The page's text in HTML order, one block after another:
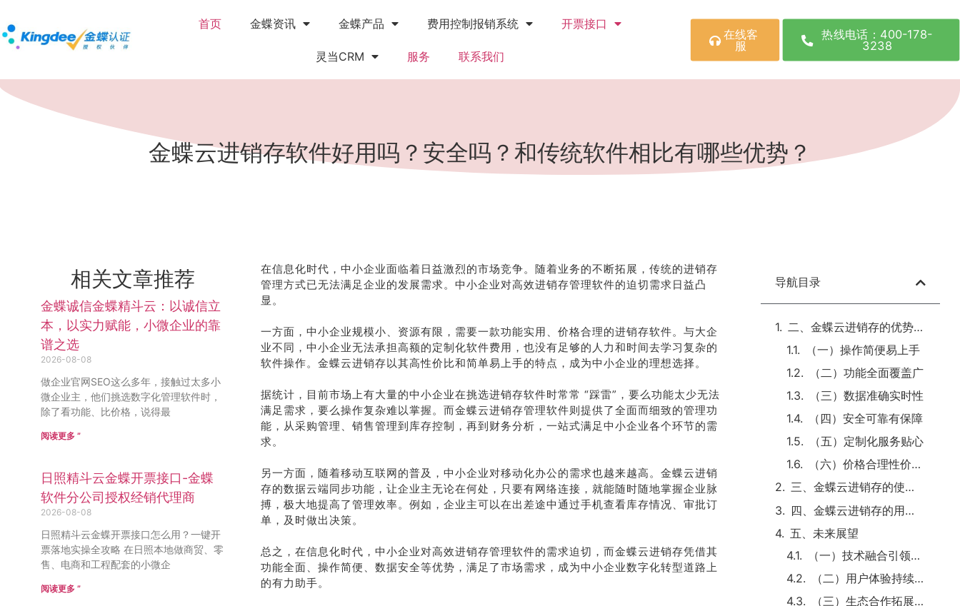
首页 金蝶资讯 金蝶产品 费用控制报销系统 开票接口
灵当CRM 服务 联系我们
在线客
服
热线电话：400-178-
3238
金蝶云进销存软件好用吗？安全吗？和传统软件相比有哪些优势？
相关文章推荐
金蝶诚信金蝶精斗云：以诚信立
本，以实力赋能，小微企业的靠
谱之选
2026-08-08
做企业官网SEO这么多年，接触过太多小
微企业主，他们挑选数字化管理软件时，
除了看功能、比价格，说得最
阅读更多 ”
日照精斗云金蝶开票接口-金蝶
软件分公司授权经销代理商
2026-08-08
日照精斗云金蝶开票接口怎么用？一键开
票落地实操全攻略 在日照本地做商贸、零
售、电商和工程配套的小微企
阅读更多 ”
在信息化时代，中小企业面临着日益激烈的市场竞争。随着业务的不断拓展，传统的进销存
管理方式已无法满足企业的发展需求。中小企业对高效进销存管理软件的迫切需求日益凸
显。
一方面，中小企业规模小、资源有限，需要一款功能实用、价格合理的进销存软件。与大企
业不同，中小企业无法承担高额的定制化软件费用，也没有足够的人力和时间去学习复杂的
软件操作。金蝶云进销存以其高性价比和简单易上手的特点，成为中小企业的理想选择。
据统计，目前市场上有大量的中小企业在挑选进销存软件时常常 “踩雷”，要么功能太少无法
满足需求，要么操作复杂难以掌握。而金蝶云进销存管理软件则提供了全面而细致的管理功
能，从采购管理、销售管理到库存控制，再到财务分析，一站式满足中小企业各个环节的需
求。
另一方面，随着移动互联网的普及，中小企业对移动化办公的需求也越来越高。金蝶云进销
存的数据云端同步功能，让企业主无论在何处，只要有网络连接，就能随时随地掌握企业脉
搏，极大地提高了管理效率。例如，企业主可以在出差途中通过手机查看库存情况、审批订
单，及时做出决策。
总之，在信息化时代，中小企业对高效进销存管理软件的需求迫切，而金蝶云进销存凭借其
功能全面、操作简便、数据安全等优势，满足了市场需求，成为中小企业数字化转型道路上
的有力助手。
导航目录
二、金蝶云进销存的优势特点
三、金蝶云进销存的使用体验
四、金蝶云进销存的用户评价
五、未来展望
文章进度指示条
热门标签
CRM KIS旗舰版 KIS迷你版 仓库管
优缺点 全电发票接口 公有云